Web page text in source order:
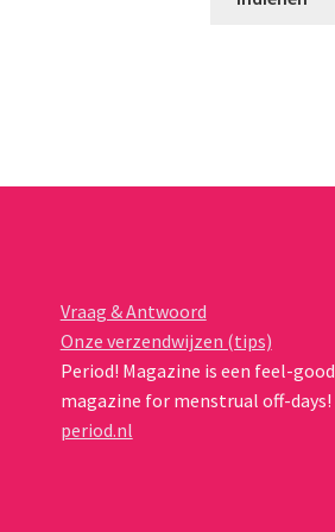
Vraag & Antwoord
Onze verzendwijzen (tips)
Period! Magazine is een feel-good
magazine for menstrual off-days!
period.nl